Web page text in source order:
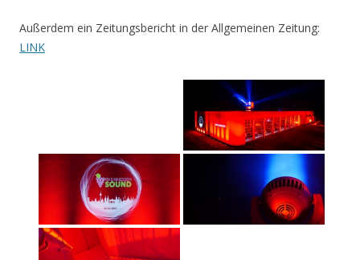
Außerdem ein Zeitungsbericht in der Allgemeinen Zeitung:
LINK